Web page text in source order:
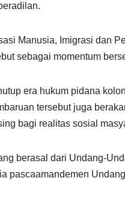
Manusia, Imigrasi dan
sebagai momentum
era hukum pidana
tersebut juga
bagi realitas sosial
berasal dari Undang-
pascaamandemen